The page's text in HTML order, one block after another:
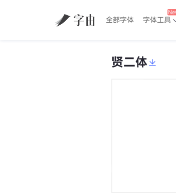
全部字体 字体工具
贤二体